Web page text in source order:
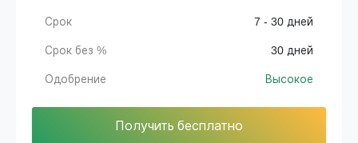
Срок 7 - 30 дней
Срок без % 30 дней
Одобрение Высокое
Получить бесплатно